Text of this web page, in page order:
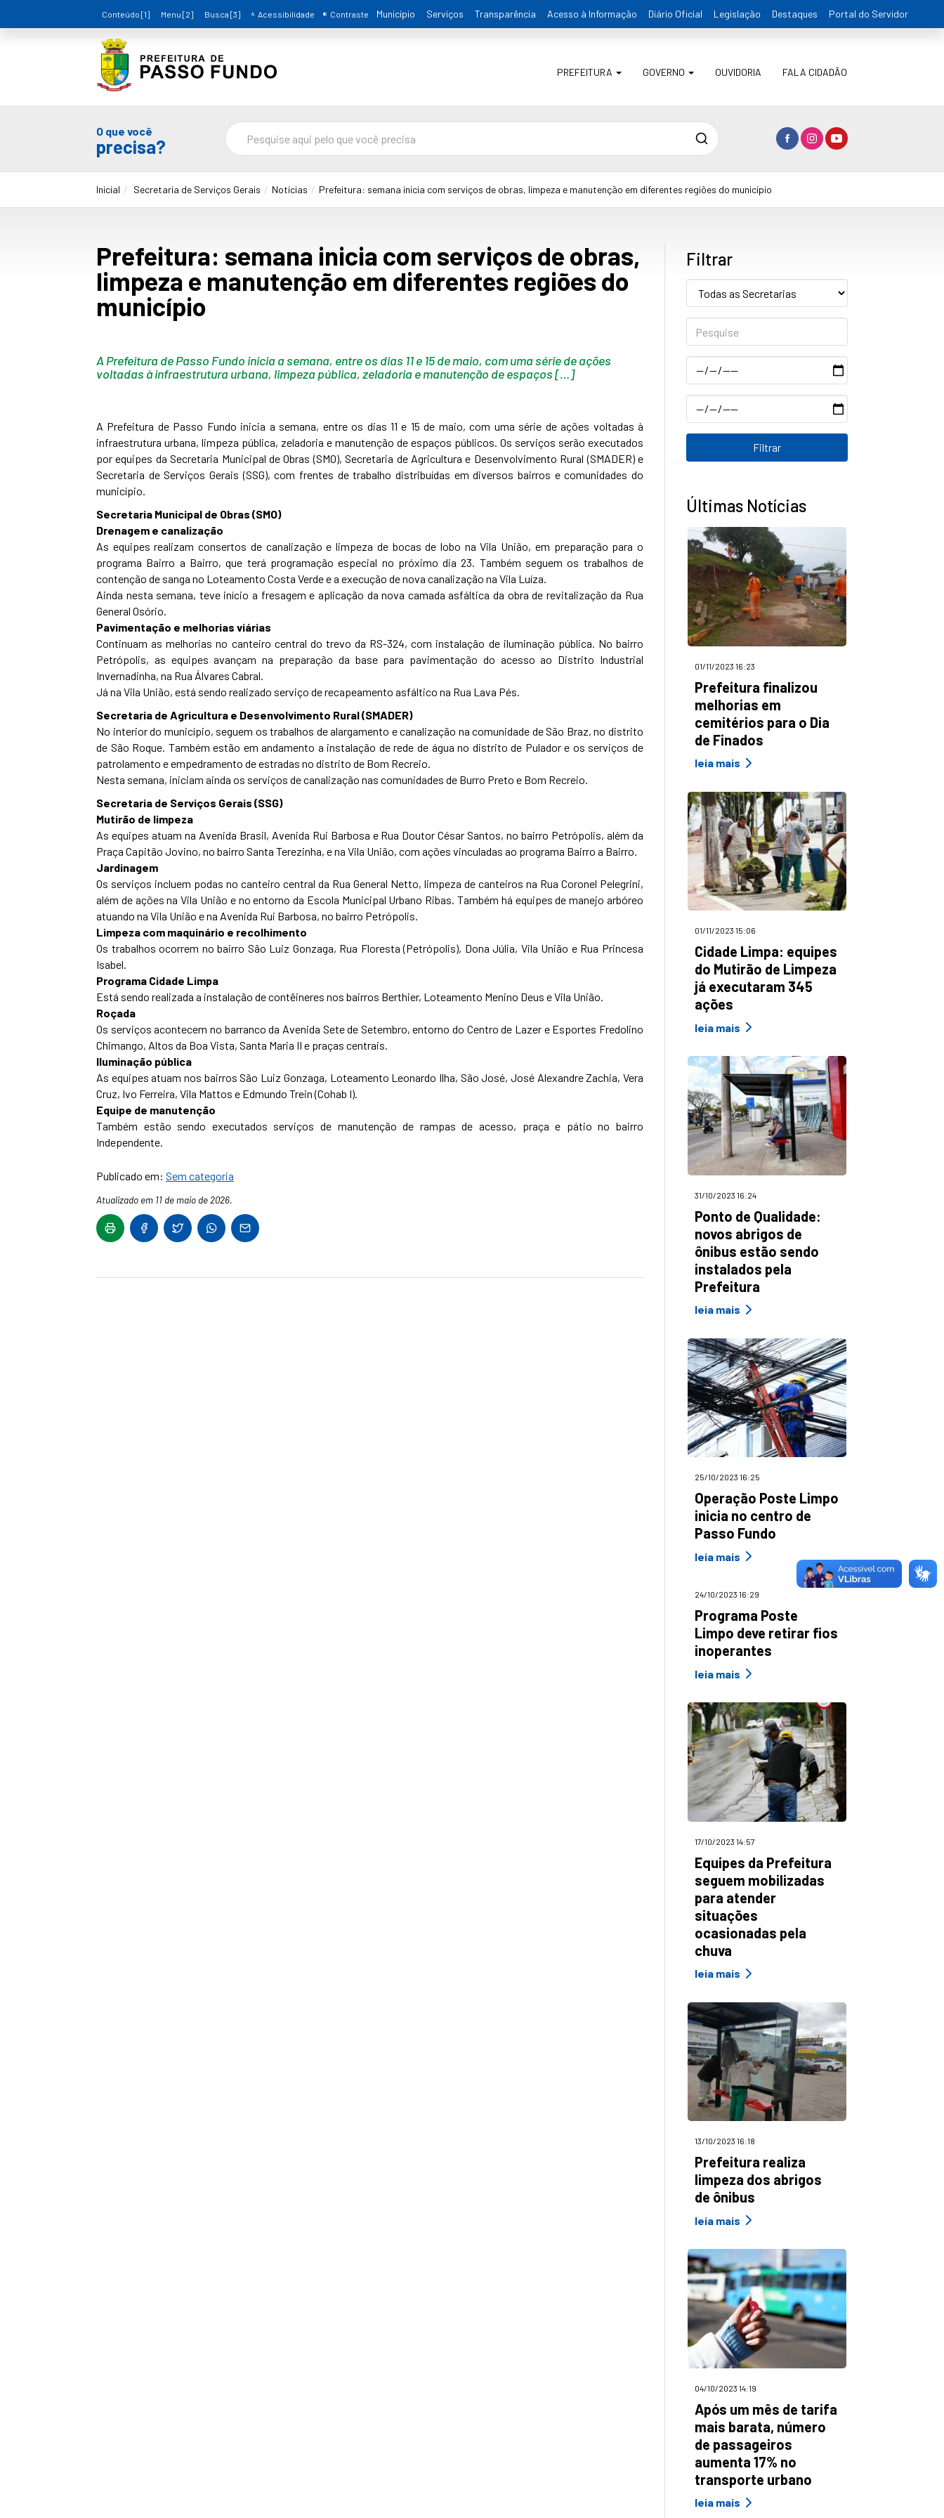
Conteúdo [1] Menu [2] Busca [3] Acessibilidade Contraste Município Serviços Transparência Acesso à Informação Diário Oficial Legislação Destaques Portal do Servidor
PREFEITURA GOVERNO OUVIDORIA FALA CIDADÃO
O que você
precisa? Pesquisa
Inicial Secretaria de Serviços Gerais Notícias Prefeitura: semana inicia com serviços de obras, limpeza e manutenção em diferentes regiões do município
Prefeitura: semana inicia com serviços de obras,
limpeza e manutenção em diferentes regiões do
município
A Prefeitura de Passo Fundo inicia a semana, entre os dias 11 e 15 de maio, com uma série de ações
voltadas à infraestrutura urbana, limpeza pública, zeladoria e manutenção de espaços […]
A Prefeitura de Passo Fundo inicia a semana, entre os dias 11 e 15 de maio, com uma série de ações voltadas à
infraestrutura urbana, limpeza pública, zeladoria e manutenção de espaços públicos. Os serviços serão executados
por equipes da Secretaria Municipal de Obras (SMO), Secretaria de Agricultura e Desenvolvimento Rural (SMADER) e
Secretaria de Serviços Gerais (SSG), com frentes de trabalho distribuídas em diversos bairros e comunidades do
município.
Secretaria Municipal de Obras (SMO)
Drenagem e canalização
As equipes realizam consertos de canalização e limpeza de bocas de lobo na Vila União, em preparação para o
programa Bairro a Bairro, que terá programação especial no próximo dia 23. Também seguem os trabalhos de
contenção de sanga no Loteamento Costa Verde e a execução de nova canalização na Vila Luíza.
Ainda nesta semana, teve início a fresagem e aplicação da nova camada asfáltica da obra de revitalização da Rua
General Osório.
Pavimentação e melhorias viárias
Continuam as melhorias no canteiro central do trevo da RS-324, com instalação de iluminação pública. No bairro
Petrópolis, as equipes avançam na preparação da base para pavimentação do acesso ao Distrito Industrial
Invernadinha, na Rua Álvares Cabral.
Já na Vila União, está sendo realizado serviço de recapeamento asfáltico na Rua Lava Pés.
Secretaria de Agricultura e Desenvolvimento Rural (SMADER)
No interior do município, seguem os trabalhos de alargamento e canalização na comunidade de São Braz, no distrito
de São Roque. Também estão em andamento a instalação de rede de água no distrito de Pulador e os serviços de
patrolamento e empedramento de estradas no distrito de Bom Recreio.
Nesta semana, iniciam ainda os serviços de canalização nas comunidades de Burro Preto e Bom Recreio.
Secretaria de Serviços Gerais (SSG)
Mutirão de limpeza
As equipes atuam na Avenida Brasil, Avenida Rui Barbosa e Rua Doutor César Santos, no bairro Petrópolis, além da
Praça Capitão Jovino, no bairro Santa Terezinha, e na Vila União, com ações vinculadas ao programa Bairro a Bairro.
Jardinagem
Os serviços incluem podas no canteiro central da Rua General Netto, limpeza de canteiros na Rua Coronel Pelegrini,
além de ações na Vila União e no entorno da Escola Municipal Urbano Ribas. Também há equipes de manejo arbóreo
atuando na Vila União e na Avenida Rui Barbosa, no bairro Petrópolis.
Limpeza com maquinário e recolhimento
Os trabalhos ocorrem no bairro São Luiz Gonzaga, Rua Floresta (Petrópolis), Dona Júlia, Vila União e Rua Princesa
Isabel.
Programa Cidade Limpa
Está sendo realizada a instalação de contêineres nos bairros Berthier, Loteamento Menino Deus e Vila União.
Roçada
Os serviços acontecem no barranco da Avenida Sete de Setembro, entorno do Centro de Lazer e Esportes Fredolino
Chimango, Altos da Boa Vista, Santa Maria II e praças centrais.
Iluminação pública
As equipes atuam nos bairros São Luiz Gonzaga, Loteamento Leonardo Ilha, São José, José Alexandre Zachia, Vera
Cruz, Ivo Ferreira, Vila Mattos e Edmundo Trein (Cohab I).
Equipe de manutenção
Também estão sendo executados serviços de manutenção de rampas de acesso, praça e pátio no bairro
Independente.
Publicado em: Sem categoria
Atualizado em 11 de maio de 2026.
Filtrar
Data
Data
Últimas Notícias
01/11/2023 16:23
Prefeitura finalizou
melhorias em
cemitérios para o Dia
de Finados
leia mais
01/11/2023 15:06
Cidade Limpa: equipes
do Mutirão de Limpeza
já executaram 345
ações
leia mais
31/10/2023 16:24
Ponto de Qualidade:
novos abrigos de
ônibus estão sendo
instalados pela
Prefeitura
leia mais
25/10/2023 16:25
Operação Poste Limpo
inicia no centro de
Passo Fundo
leia mais
24/10/2023 16:29
Programa Poste
Limpo deve retirar fios
inoperantes
leia mais
17/10/2023 14:57
Equipes da Prefeitura
seguem mobilizadas
para atender
situações
ocasionadas pela
chuva
leia mais
13/10/2023 16:18
Prefeitura realiza
limpeza dos abrigos
de ônibus
leia mais
04/10/2023 14:19
Após um mês de tarifa
mais barata, número
de passageiros
aumenta 17% no
transporte urbano
leia mais